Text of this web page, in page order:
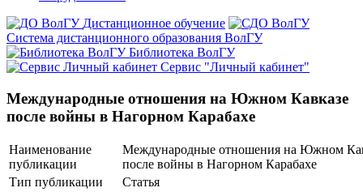
Дистанционное обучение
Система дистанционного образования ВолГУ
Библиотека ВолГУ
Сервис "Личный кабинет"
Международные отношения на Южном Кавказе
после войны в Нагорном Карабахе
Наименование
публикации
Международные отношения на Южном
после войны в Нагорном Карабахе
Тип публикации
Статья